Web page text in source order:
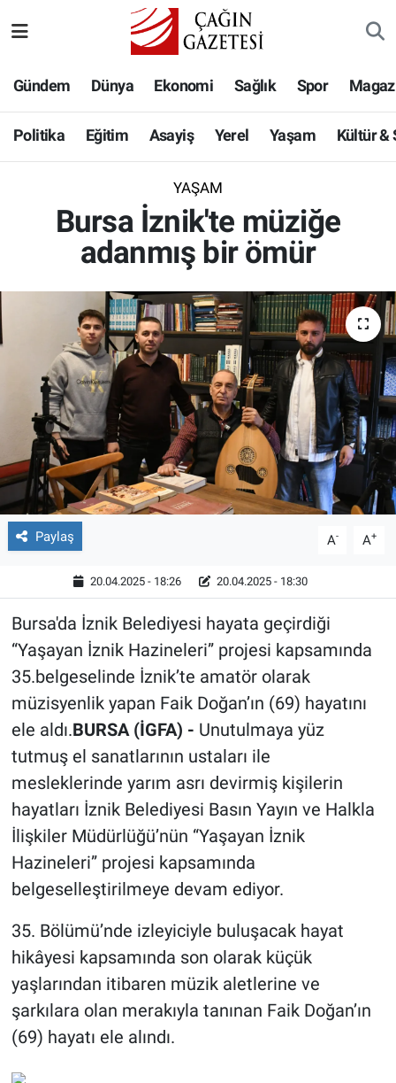
Gündem Dünya Ekonomi Sağlık Spor
Politika Eğitim Asayiş Yerel Yaşam Kültür &
YAŞAM
Bursa İznik'te müziğe
adanmış bir ömür
Paylaş A- A+
20.04.2025 - 18:26 20.04.2025 - 18:30
Bursa'da İznik Belediyesi hayata geçirdiği
“Yaşayan İznik Hazineleri” projesi kapsamında
35.belgeselinde İznik’te amatör olarak
müzisyenlik yapan Faik Doğan’ın (69) hayatını
ele aldı.BURSA (İGFA) - Unutulmaya yüz
tutmuş el sanatlarının ustaları ile
mesleklerinde yarım asrı devirmiş kişilerin
hayatları İznik Belediyesi Basın Yayın ve Halkla
İlişkiler Müdürlüğü’nün “Yaşayan İznik
Hazineleri” projesi kapsamında
belgeselleştirilmeye devam ediyor.
35. Bölümü’nde izleyiciyle buluşacak hayat
hikâyesi kapsamında son olarak küçük
yaşlarından itibaren müzik aletlerine ve
şarkılara olan merakıyla tanınan Faik Doğan’ın
(69) hayatı ele alındı.
Eğitim
Asayiş
Yaşam
Kültür & Sanat
Bilim-Teknoloji
Köşe Yazıları
Röportaj
Video Galeri
Hava Durumu
Namaz Vakitleri
Trafik Durumu
Süper Lig Puan Durumu ve Fikstür
Tüm Manşetler
Son Dakika Haberleri
Haber Arşivi